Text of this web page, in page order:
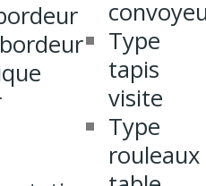
Type
tapis
visite
Type
rouleaux